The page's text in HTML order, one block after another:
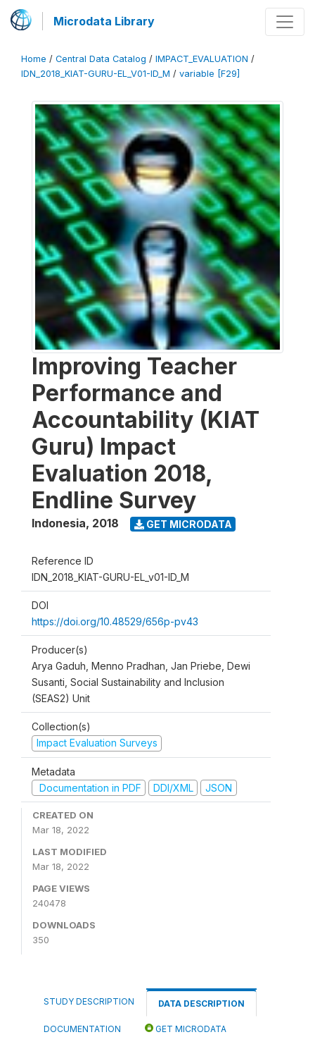
Microdata Library
Home / Central Data Catalog / IMPACT_EVALUATION /
IDN_2018_KIAT-GURU-EL_V01-ID_M / variable [F29]
Improving Teacher
Performance and
Accountability (KIAT
Guru) Impact
Evaluation 2018,
Endline Survey
Indonesia, 2018 GET MICRODATA
Reference ID
IDN_2018_KIAT-GURU-EL_v01-ID_M
DOI
https://doi.org/10.48529/656p-pv43
Producer(s)
Arya Gaduh, Menno Pradhan, Jan Priebe, Dewi
Susanti, Social Sustainability and Inclusion
(SEAS2) Unit
Collection(s)
Impact Evaluation Surveys
Metadata
Documentation in PDF
DDI/XML JSON
CREATED ON
Mar 18, 2022
LAST MODIFIED
Mar 18, 2022
PAGE VIEWS
240478
DOWNLOADS
350
STUDY DESCRIPTION DATA DESCRIPTION
DOCUMENTATION GET MICRODATA